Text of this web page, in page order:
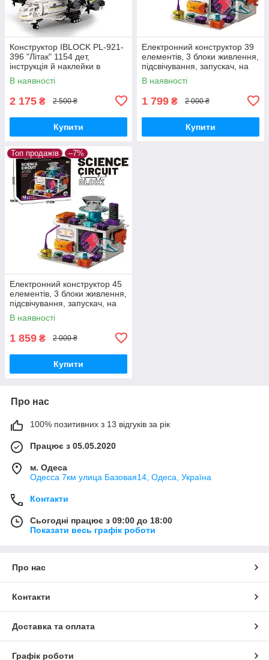
Конструктор IBLOCK PL-921-
396 "Літак" 1154 дет,
інструкція й наклейки в
комплекті
В наявності
2 175 ₴ 2 500 ₴
Купити
Електронний конструктор 39
елементів, 3 блоки живлення,
підсвічування, запускач, на
батарейках, експерименти
В наявності
1 799 ₴ 2 000 ₴
Купити
Топ продажів –7%
Електронний конструктор 45
елементів, 3 блоки живлення,
підсвічування, запускач, на
батарейках, експерименти
В наявності
1 859 ₴ 2 000 ₴
Купити
Про нас
100% позитивних з 13 відгуків за рік
Працює з 05.05.2020
м. Одеса
Одесса 7км улица Базовая14, Одеса, Україна
Контакти
Сьогодні працює з 09:00 до 18:00
Показати весь графік роботи
Про нас
Контакти
Доставка та оплата
Графік роботи